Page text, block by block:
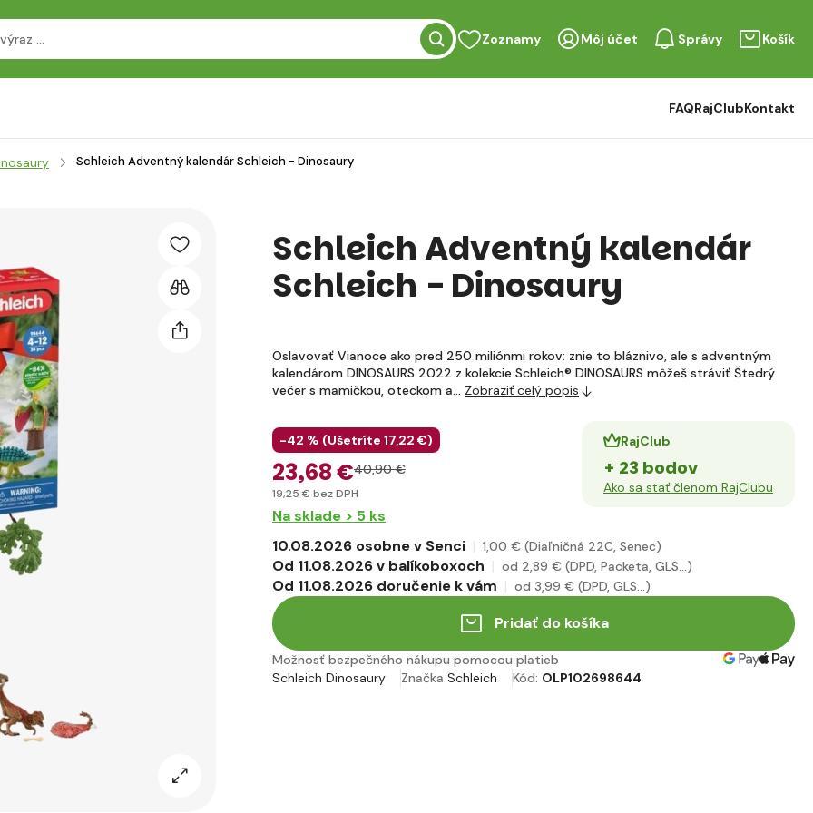
Zoznamy Môj účet Správy Košík
FAQRajClubKontakt
Schleich Adventný kalendár Schleich - Dinosaury
Schleich Adventný kalendár
Schleich - Dinosaury
Oslavovať Vianoce ako pred 250 miliónmi rokov: znie to bláznivo, ale s adventným
kalendárom DINOSAURS 2022 z kolekcie Schleich® DINOSAURS môžeš stráviť Štedrý
večer s mamičkou, oteckom a… Zobraziť celý popis
-42 % (Ušetríte 17,22 €)
23,68 €40,90 €
19,25 € bez DPH
RajClub
+ 23 bodov
Ako sa stať členom RajClubu
Na sklade > 5 ks
10.08.2026 osobne v Senci
1,00 € (Diaľničná 22C, Senec)
Od 11.08.2026 v balíkoboxoch od 2,89 € (DPD, Packeta, GLS...)
Od 11.08.2026 doručenie k vám od 3,99 € (DPD, GLS...)
Pridať do košíka
Možnosť bezpečného nákupu pomocou platieb
Schleich Dinosaury
Značka Schleich Kód: OLP102698644